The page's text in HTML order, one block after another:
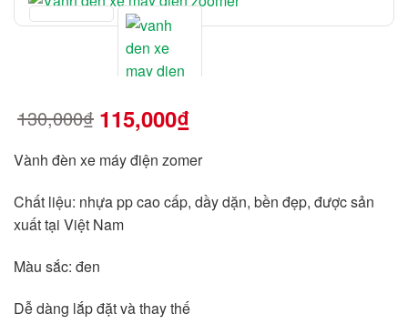
130,000₫
Giá
130,000₫.
115,000₫
Giá
là:
115,000₫.
Vành đèn xe máy điện zomer
Chất liệu: nhựa pp cao cấp, dầy dặn, bền đẹp, được sản
xuất tại Việt Nam
Màu sắc: đen
Dễ dàng lắp đặt và thay thế